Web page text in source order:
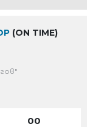
(ON TIME)
00